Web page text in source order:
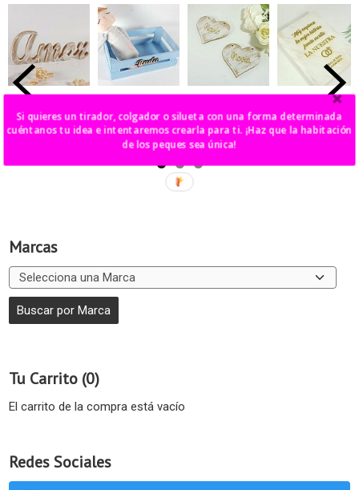
Marcas
Tu Carrito (0)
El carrito de la compra está vacío
Redes Sociales
madera
27,00 €
personalizada
28,00 €
grabado
15,00 €
caja libro
nuestra historia
33,00 €
Si quieres un tirador, colgador o silueta con una forma determinada
cuéntanos tu idea e intentaremos crearla para ti. ¡Haz que la habitación
de los peques sea única!